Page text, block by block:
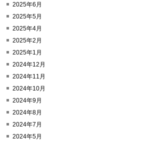
2025年6月
2025年5月
2025年4月
2025年2月
2025年1月
2024年12月
2024年11月
2024年10月
2024年9月
2024年8月
2024年7月
2024年5月